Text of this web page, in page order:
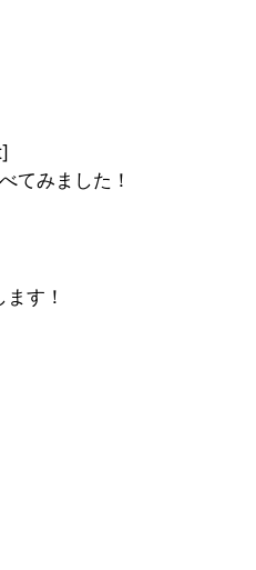
てみました！
す！